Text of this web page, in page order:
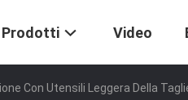
Prodotti Video
Con Utensili Leggera Della